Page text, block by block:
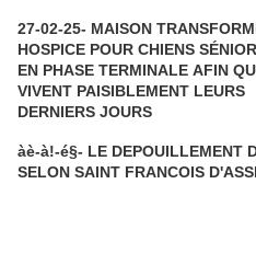
27-02-25- MAISON
HOSPICE POUR CHIENS
EN PHASE TERMINALE AFIN
VIVENT PAISIBLEMENT LEURS
DERNIERS JOURS
àè-à!-é§- LE DEPOUILLEMENT
SELON SAINT FRANCOIS